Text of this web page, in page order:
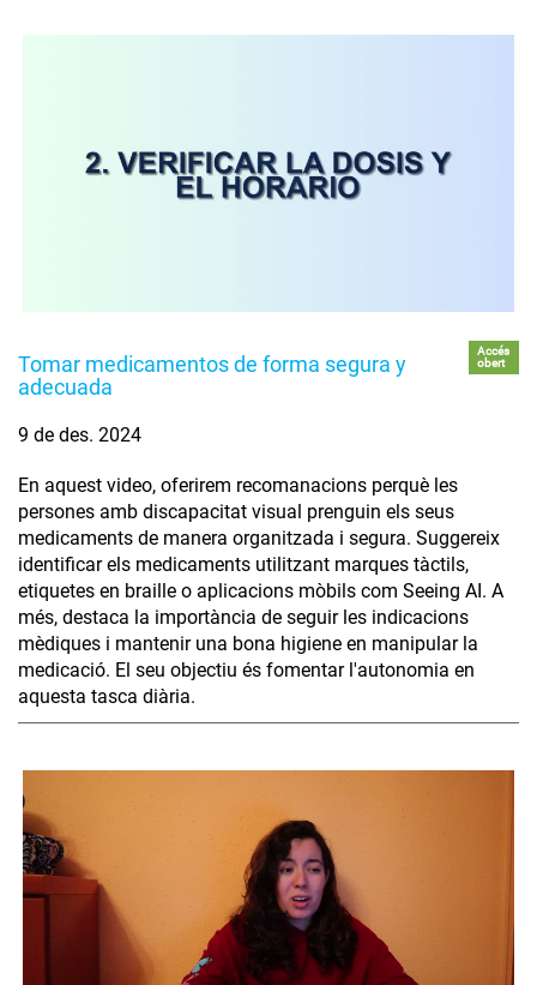
Tomar medicamentos de forma segura y
adecuada
Accés
obert
9 de des. 2024
En aquest video, oferirem recomanacions perquè les
persones amb discapacitat visual prenguin els seus
medicaments de manera organitzada i segura. Suggereix
identificar els medicaments utilitzant marques tàctils,
etiquetes en braille o aplicacions mòbils com Seeing AI. A
més, destaca la importància de seguir les indicacions
mèdiques i mantenir una bona higiene en manipular la
medicació. El seu objectiu és fomentar l'autonomia en
aquesta tasca diària.